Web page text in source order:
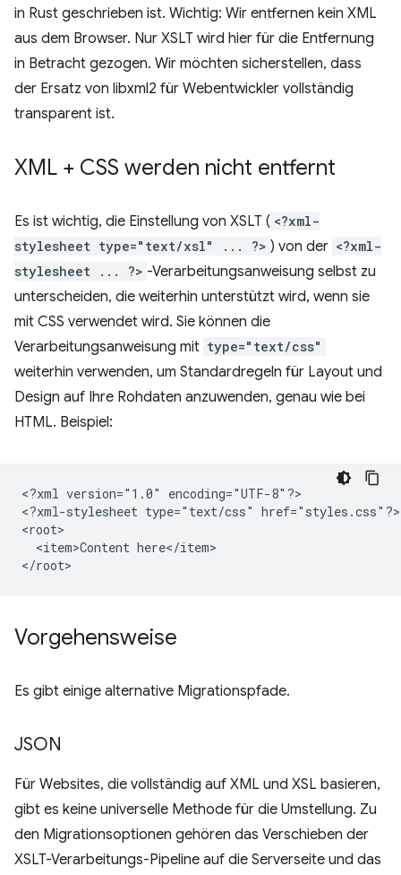
in Rust geschrieben ist. Wichtig: Wir entfernen kein XML
aus dem Browser. Nur XSLT wird hier für die Entfernung
in Betracht gezogen. Wir möchten sicherstellen, dass
der Ersatz von libxml2 für Webentwickler vollständig
transparent ist.
XML + CSS werden nicht entfernt
Es ist wichtig, die Einstellung von XSLT ( <?xml-
stylesheet type="text/xsl" ... ?> ) von der <?xml-
stylesheet ... ?> -Verarbeitungsanweisung selbst zu
unterscheiden, die weiterhin unterstützt wird, wenn sie
mit CSS verwendet wird. Sie können die
Verarbeitungsanweisung mit type="text/css"
weiterhin verwenden, um Standardregeln für Layout und
Design auf Ihre Rohdaten anzuwenden, genau wie bei
HTML. Beispiel:
<?xml version="1.0"
encoding="UTF-8"?>
<?xml-stylesheet type="text/css" href="styles.css"?>
<item>Content here</item>
Vorgehensweise
Es gibt einige alternative Migrationspfade.
JSON
Für Websites, die vollständig auf XML und XSL basieren,
gibt es keine universelle Methode für die Umstellung. Zu
den Migrationsoptionen gehören das Verschieben der
XSLT-Verarbeitungs-Pipeline auf die Serverseite und das